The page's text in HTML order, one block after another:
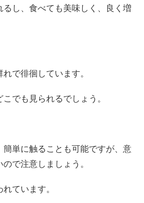
るし、食べても美味しく、良く増
で徘徊しています。
でも見られるでしょう。
簡単に触ることも可能ですが、意
で注意しましょう。
ています。